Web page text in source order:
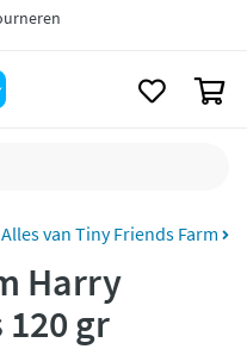
vanaf 35,- *
bezorgd
Alles van Tiny Friends Farm
Harry
gr